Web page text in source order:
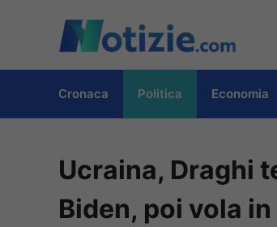
contenuto
Cronaca Politica Economia
Ucraina, Draghi
Biden, poi vola in